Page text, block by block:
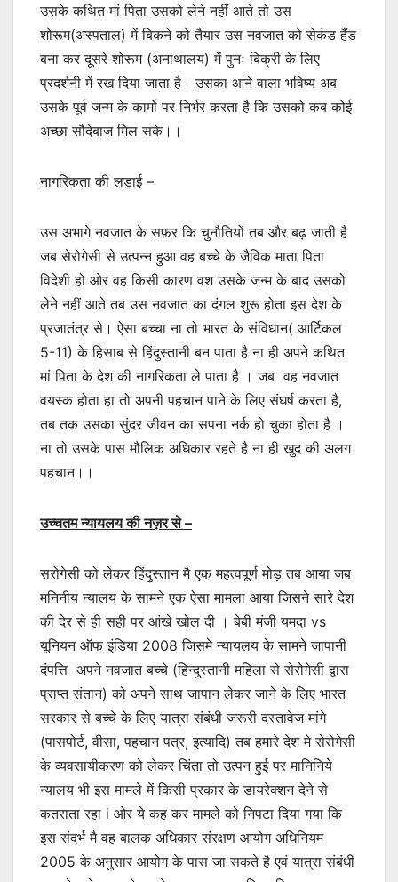
उसके कथित मां पिता उसको लेने नहीं आते तो उस
शोरूम(अस्पताल) में बिकने को तैयार उस नवजात को सेकंड हैंड
बना कर दूसरे शोरूम (अनाथालय) में पुनः बिक्री के लिए
प्रदर्शनी में रख दिया जाता है। उसका आने वाला भविष्य अब
उसके पूर्व जन्म के कार्मो पर निर्भर करता है कि उसको कब कोई
अच्छा सौदेबाज मिल सके।।
नागरिकता की लड़ाई–
उस अभागे नवजात के सफ़र कि चुनौतियों तब और बढ़ जाती है
जब सेरोगेसी से उत्पन्न हुआ वह बच्चे के जैविक माता पिता
विदेशी हो ओर वह किसी कारण वश उसके जन्म के बाद उसको
लेने नहीं आते तब उस नवजात का दंगल शुरू होता इस देश के
प्रजातंत्र से। ऐसा बच्चा ना तो भारत के संविधान( आर्टिकल
5-11) के हिसाब से हिंदुस्तानी बन पाता है ना ही अपने कथित
मां पिता के देश की नागरिकता ले पाता है । जब वह नवजात
वयस्क होता हा तो अपनी पहचान पाने के लिए संघर्ष करता है,
तब तक उसका सुंदर जीवन का सपना नर्क हो चुका होता है ।
ना तो उसके पास मौलिक अधिकार रहते है ना ही खुद की अलग
पहचान।।
उच्चतम न्यायलय की नज़र से –
सरोगेसी को लेकर हिंदुस्तान मै एक महत्वपूर्ण मोड़ तब आया जब
मनिनीय न्यालय के सामने एक ऐसा मामला आया जिसने सारे देश
की देर से ही सही पर आंखे खोल दी । बेबी मंजी यमदा vs
यूनियन ऑफ इंडिया 2008 जिसमे न्यायलय के सामने जापानी
दंपत्ति अपने नवजात बच्चे (हिन्दुस्तानी महिला से सेरोगेसी द्वारा
प्राप्त संतान) को अपने साथ जापान लेकर जाने के लिए भारत
सरकार से बच्चे के लिए यात्रा संबंधी जरूरी दस्तावेज मांगे
(पासपोर्ट, वीसा, पहचान पत्र, इत्यादि) तब हमारे देश मे सेरोगेसी
के व्यवसायीकरण को लेकर चिंता तो उत्पन हुई पर मानिनिये
न्यालय भी इस मामले में किसी प्रकार के डायरेक्शन देने से
कतराता रहा i ओर ये कह कर मामले को निपटा दिया गया कि
इस संदर्भ मै वह बालक अधिकार संरक्षण आयोग अधिनियम
2005 के अनुसार आयोग के पास जा सकते है एवं यात्रा संबंधी